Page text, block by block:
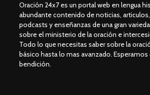
Oración 24x7 es un portal web en lengua
abundante contenido de noticias,
podcasts y enseñanzas de una gran
sobre el ministerio de la oración e
Todo lo que necesitas saber sobre la
básico hasta lo mas avanzado. Esperamos
bendición.